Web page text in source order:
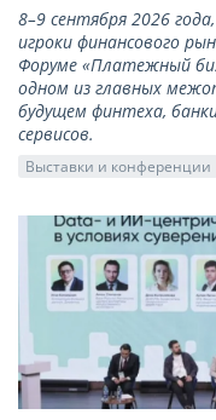
8–9 сентября 2026
игроки финансового
Форуме «Платежный
одном из главных
будущем финтеха,
сервисов.
Выставки и конференции